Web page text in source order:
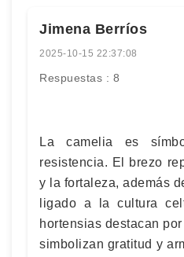
Jimena Berríos
2025-10-15 22:37:08
Respuestas : 8
La camelia es
resistencia. El brezo
y la fortaleza, además
ligado a la cultura
hortensias destacan
simbolizan gratitud y